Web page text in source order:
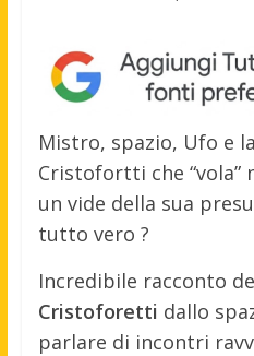
Mistro, spazio, Ufo e
Cristofortti che “vola”
un vide della sua
tutto vero ?
Incredibile racconto
Cristoforetti dallo
parlare di incontri